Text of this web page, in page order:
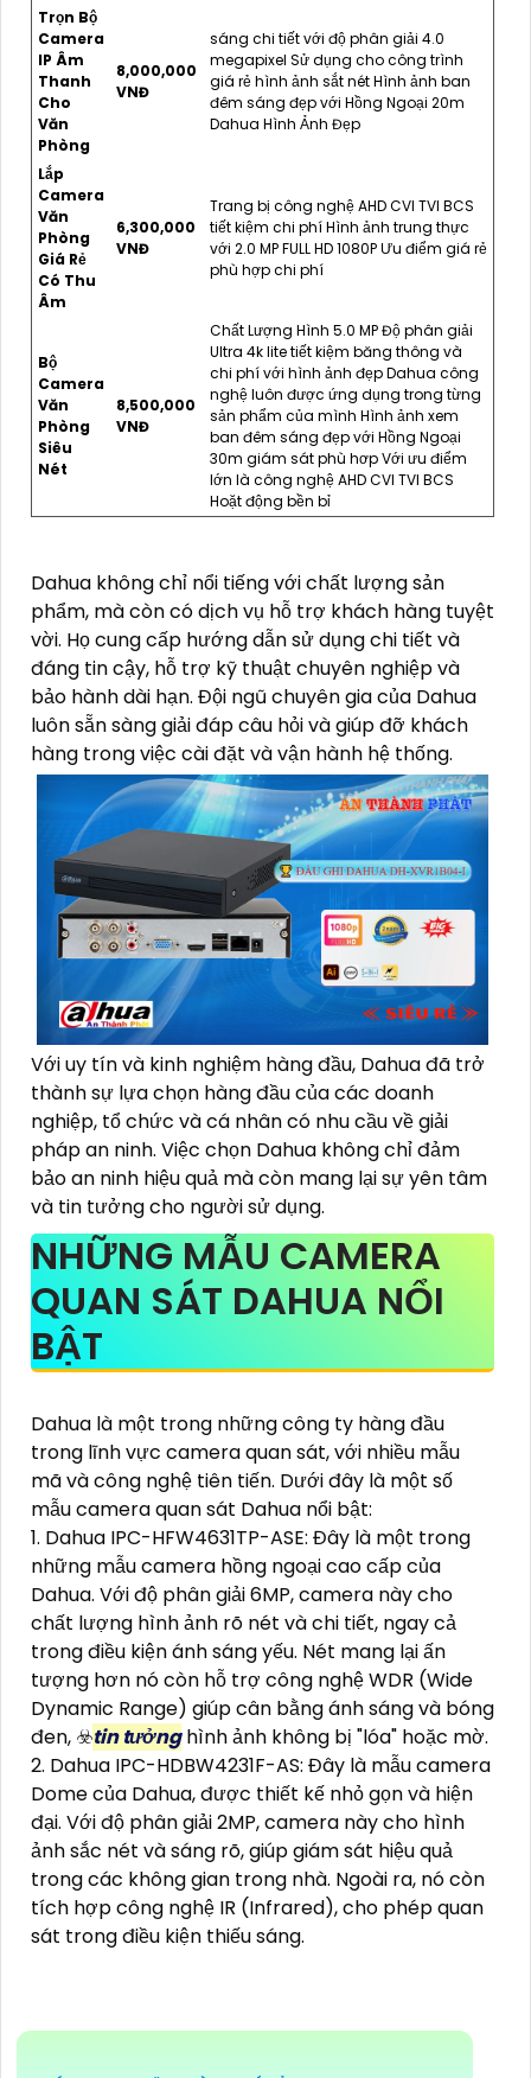
Trọn Bộ
Camera
IP Âm
Thanh
Cho
Văn
Phòng
8,000,000
VNĐ
sáng chi tiết với độ phân giải 4.0
megapixel Sử dụng cho công trình
giá rẻ hình ảnh sắt nét Hình ảnh ban
đêm sáng đẹp với Hồng Ngoại 20m
Dahua Hình Ảnh Đẹp
Lắp
Camera
Văn
Phòng
Giá Rẻ
Có Thu
Âm
6,300,000
VNĐ
Trang bị công nghệ AHD CVI TVI BCS
tiết kiệm chi phí Hình ảnh trung thực
với 2.0 MP FULL HD 1080P Ưu điểm giá rẻ
phù hợp chi phí
Bộ
Camera
Văn
Phòng
Siêu
Nét
8,500,000
VNĐ
Chất Lượng Hình 5.0 MP Độ phân giải
Ultra 4k lite tiết kiệm băng thông và
chi phí với hình ảnh đẹp Dahua công
nghệ luôn được ứng dụng trong từng
sản phẩm của mình Hình ảnh xem
ban đêm sáng đẹp với Hồng Ngoại
30m giám sát phù hơp Với ưu điểm
lớn là công nghệ AHD CVI TVI BCS
Hoặt động bền bỉ
Dahua không chỉ nổi tiếng với chất lượng sản
phẩm, mà còn có dịch vụ hỗ trợ khách hàng tuyệt
vời. Họ cung cấp hướng dẫn sử dụng chi tiết và
đáng tin cậy, hỗ trợ kỹ thuật chuyên nghiệp và
bảo hành dài hạn. Đội ngũ chuyên gia của Dahua
luôn sẵn sàng giải đáp câu hỏi và giúp đỡ khách
hàng trong việc cài đặt và vận hành hệ thống.
Với uy tín và kinh nghiệm hàng đầu, Dahua đã trở
thành sự lựa chọn hàng đầu của các doanh
nghiệp, tổ chức và cá nhân có nhu cầu về giải
pháp an ninh. Việc chọn Dahua không chỉ đảm
bảo an ninh hiệu quả mà còn mang lại sự yên tâm
và tin tưởng cho người sử dụng.
NHỮNG MẪU CAMERA
QUAN SÁT DAHUA NỔI
BẬT
Dahua là một trong những công ty hàng đầu
trong lĩnh vực camera quan sát, với nhiều mẫu
mã và công nghệ tiên tiến. Dưới đây là một số
mẫu camera quan sát Dahua nổi bật:
1. Dahua IPC-HFW4631TP-ASE: Đây là một trong
những mẫu camera hồng ngoại cao cấp của
Dahua. Với độ phân giải 6MP, camera này cho
chất lượng hình ảnh rõ nét và chi tiết, ngay cả
trong điều kiện ánh sáng yếu. Nét mang lại ấn
tượng hơn nó còn hỗ trợ công nghệ WDR (Wide
Dynamic Range) giúp cân bằng ánh sáng và bóng
đen, ☣️tin tưởnghình ảnh không bị "lóa" hoặc mờ.
2. Dahua IPC-HDBW4231F-AS: Đây là mẫu camera
Dome của Dahua, được thiết kế nhỏ gọn và hiện
đại. Với độ phân giải 2MP, camera này cho hình
ảnh sắc nét và sáng rõ, giúp giám sát hiệu quả
trong các không gian trong nhà. Ngoài ra, nó còn
tích hợp công nghệ IR (Infrared), cho phép quan
sát trong điều kiện thiếu sáng.